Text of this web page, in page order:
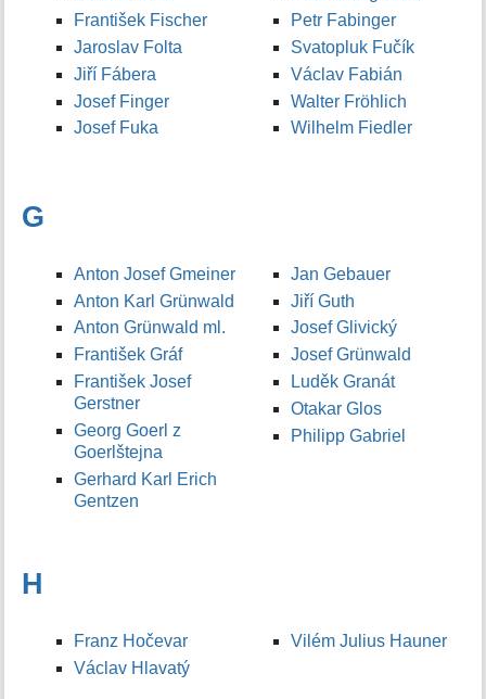
František Fischer
Jaroslav Folta
Jiří Fábera
Josef Finger
Josef Fuka
Petr Fabinger
Svatopluk Fučík
Václav Fabián
Walter Fröhlich
Wilhelm Fiedler
G
Anton Josef Gmeiner
Anton Karl Grünwald
Anton Grünwald ml.
František Gráf
František Josef
Gerstner
Georg Goerl z
Goerlštejna
Gerhard Karl Erich
Gentzen
Jan Gebauer
Jiří Guth
Josef Glivický
Josef Grünwald
Luděk Granát
Otakar Glos
Philipp Gabriel
H
Franz Hočevar
Václav Hlavatý
Vilém Julius Hauner